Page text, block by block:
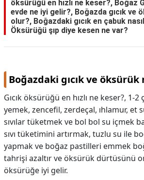
öksürüğü en hızlı ne keser?, Boğaz
evde ne iyi gelir?, Boğazda gıcık ve
olur?, Boğazdaki gıcık en çabuk
Öksürüğü şıp diye kesen ne var?
Boğazdaki gıcık ve öksürük
Gıcık öksürüğü en hızlı ne keser?, 1-2
yemek, zencefil, zerdeçal, ıhlamur, et
sıvılar tüketmek ve bol bol su içmek
sıvı tüketimini artırmak, tuzlu su ile
yapmak ve boğaz pastilleri emmek
tahrişi azaltır ve öksürük dürtüsünü
öksürüğe iyi gelir.